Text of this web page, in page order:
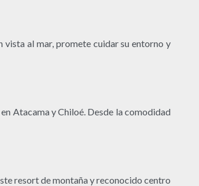
vista al mar, promete cuidar su entorno y
Atacama y Chiloé. Desde la comodidad
resort de montaña y reconocido centro